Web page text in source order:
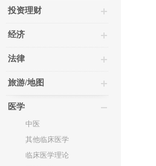
投资理财
经济
法律
旅游/地图
医学
中医
其他临床医学
临床医学理论